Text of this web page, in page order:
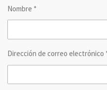
t
Nombre *
Dirección de correo electrónico